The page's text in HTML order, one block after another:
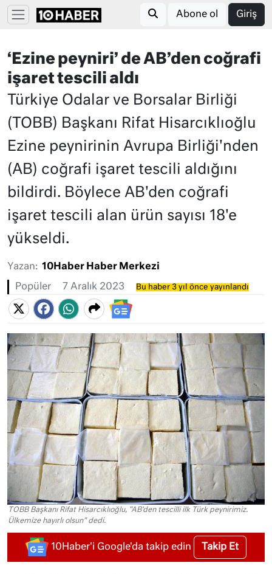
Abone ol Giriş
‘Ezine peyniri’ de AB’den coğrafi
işaret tescili aldı
Türkiye Odalar ve Borsalar Birliği
(TOBB) Başkanı Rifat Hisarcıklıoğlu
Ezine peynirinin Avrupa Birliği'nden
(AB) coğrafi işaret tescili aldığını
bildirdi. Böylece AB'den coğrafi
işaret tescili alan ürün sayısı 18'e
yükseldi.
Yazan: 10Haber Haber Merkezi
Popüler 7 Aralık 2023 Bu haber 3 yıl önce yayınlandı
TOBB Başkanı Rifat Hisarcıklıoğlu, "AB'den tescilli ilk Türk peynirimiz.
Ülkemize hayırlı olsun" dedi.
10Haber'i Google'da takip edin Takip Et